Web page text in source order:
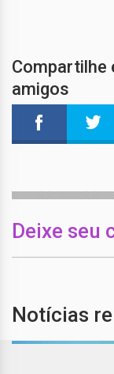
Compartilhe
amigos
Deixe seu
Notícias